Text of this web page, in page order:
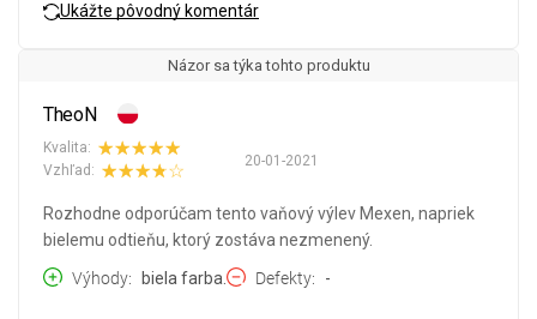
Ukážte pôvodný komentár
Názor sa týka tohto produktu
TheoN
20-01-2021
Kvalita:
Vzhľad:
Rozhodne odporúčam tento vaňový výlev Mexen, napriek
bielemu odtieňu, ktorý zostáva nezmenený.
Výhody
biela farba. Defekty -